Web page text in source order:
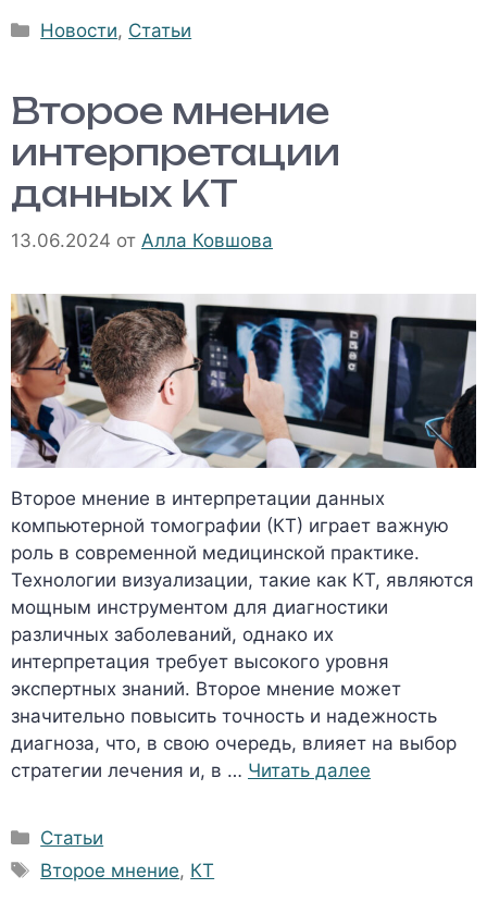
Рубрики
Новости, Статьи
Второе мнение
интерпретации
данных КТ
13.06.2024 от Алла Ковшова
Второе мнение в интерпретации данных
компьютерной томографии (КТ) играет важную
роль в современной медицинской практике.
Технологии визуализации, такие как КТ, являются
мощным инструментом для диагностики
различных заболеваний, однако их
интерпретация требует высокого уровня
экспертных знаний. Второе мнение может
значительно повысить точность и надежность
диагноза, что, в свою очередь, влияет на выбор
стратегии лечения и, в … Читать далее
Рубрики
Статьи
Метки
Второе мнение, КТ